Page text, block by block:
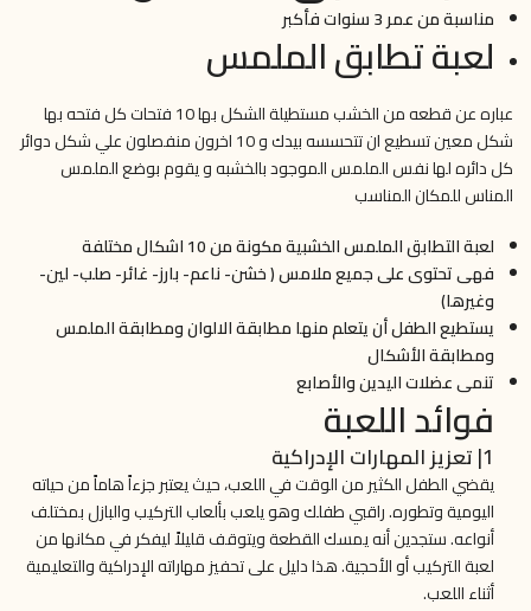
مناسبة من عمر 3 سنوات فأكبر
لعبة تطابق الملمس
عباره عن قطعه من الخشب مستطيلة الشكل بها 10 فتحات كل فتحه بها
شكل معين تسطيع ان تتحسسه بيدك و 10 اخرون منفصلون علي شكل دوائر
كل دائره لها نفس الملمس الموجود بالخشبه و يقوم بوضع الملمس
المناس للمكان المناسب
لعبة التطابق الملمس الخشبية مكونة من 10 اشكال مختلفة
فهى تحتوى على جميع ملامس ( خشن- ناعم- بارز- غائر- صلب- لين-
وغيرها)
يستطيع الطفل أن يتعلم منها مطابقة الالوان ومطابقة الملمس
ومطابقة الأشكال
تنمى عضلات اليدين والأصابع
فوائد اللعبة
1| تعزيز المهارات الإدراكية
يقضي الطفل الكثير من الوقت في اللعب، حيث يعتبر جزءاً هاماً من حياته
اليومية وتطوره. راقبي طفلك وهو يلعب بألعاب التركيب والبازل بمختلف
أنواعه. ستجدين أنه يمسك القطعة ويتوقف قليلاً ليفكر في مكانها من
لعبة التركيب أو الأحجية. هذا دليل على تحفيز مهاراته الإدراكية والتعليمية
أثناء اللعب.